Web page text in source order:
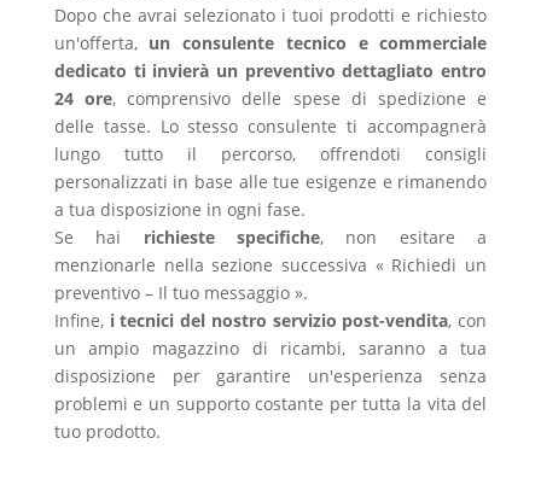
Dopo che avrai selezionato i tuoi prodotti e richiesto
un'offerta, un consulente tecnico e commerciale
dedicato ti invierà un preventivo dettagliato entro
24 ore, comprensivo delle spese di spedizione e
delle tasse. Lo stesso consulente ti accompagnerà
lungo tutto il percorso, offrendoti consigli
personalizzati in base alle tue esigenze e rimanendo
a tua disposizione in ogni fase.
Se hai richieste specifiche, non esitare a
menzionarle nella sezione successiva « Richiedi un
preventivo – Il tuo messaggio ».
Infine, i tecnici del nostro servizio post-vendita, con
un ampio magazzino di ricambi, saranno a tua
disposizione per garantire un'esperienza senza
problemi e un supporto costante per tutta la vita del
tuo prodotto.